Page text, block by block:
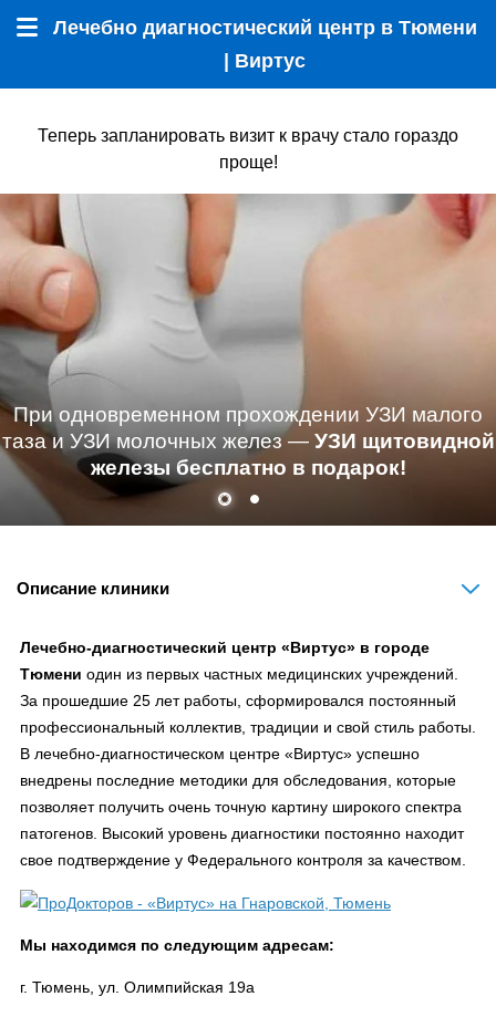
Лечебно диагностический центр в Тюмени
| Виртус
Теперь запланировать визит к врачу стало гораздо
проще!
При одновременном прохождении УЗИ малого
таза и УЗИ молочных желез — УЗИ щитовидной
железы бесплатно в подарок!
Описание клиники
Лечебно-диагностический центр «Виртус» в городе
Тюмени один из первых частных медицинских учреждений.
За прошедшие 25 лет работы, сформировался постоянный
профессиональный коллектив, традиции и свой стиль работы.
В лечебно-диагностическом центре «Виртус» успешно
внедрены последние методики для обследования, которые
позволяет получить очень точную картину широкого спектра
патогенов. Высокий уровень диагностики постоянно находит
свое подтверждение у Федерального контроля за качеством.
Мы находимся по следующим адресам:
г. Тюмень, ул. Олимпийская 19а